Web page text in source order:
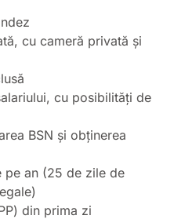
cu cameră privată și
cu posibilități de
BSN și obținerea
pe an (25 de zile de
din prima zi